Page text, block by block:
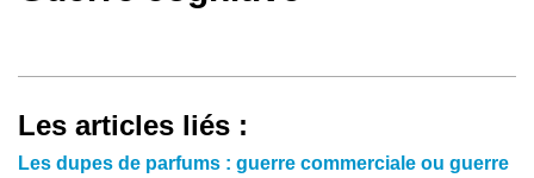
Les articles liés :
Les dupes de parfums : guerre commerciale ou guerre